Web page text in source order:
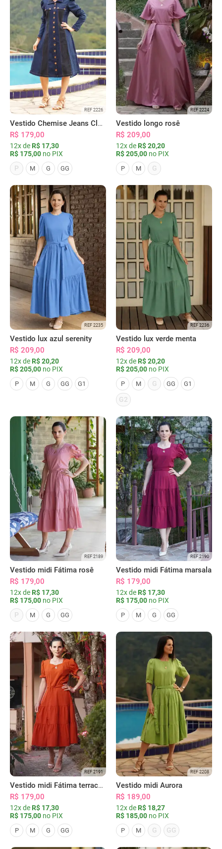
REF 2226
Vestido Chemise Jeans Clássica Serena
R$ 179,00
12x de R$ 17,30
R$ 175,00 no PIX
P
M G GG
REF 2224
Vestido longo rosê
R$ 209,00
12x de R$ 20,20
R$ 205,00 no PIX
P M G
REF 2235
Vestido lux azul serenity
R$ 209,00
12x de R$ 20,20
R$ 205,00 no PIX
P M G GG G1
REF 2236
Vestido lux verde menta
R$ 209,00
12x de R$ 20,20
R$ 205,00 no PIX
P M G GG G1
G2
REF 2189
Vestido midi Fátima rosê
R$ 179,00
12x de R$ 17,30
R$ 175,00 no PIX
P
M G GG
REF 2190
Vestido midi Fátima marsala
R$ 179,00
12x de R$ 17,30
R$ 175,00 no PIX
P M G GG
REF 2191
Vestido midi Fátima terracota
R$ 179,00
12x de R$ 17,30
R$ 175,00 no PIX
P M G GG
REF 2208
Vestido midi Aurora
R$ 189,00
12x de R$ 18,27
R$ 185,00 no PIX
P M G GG